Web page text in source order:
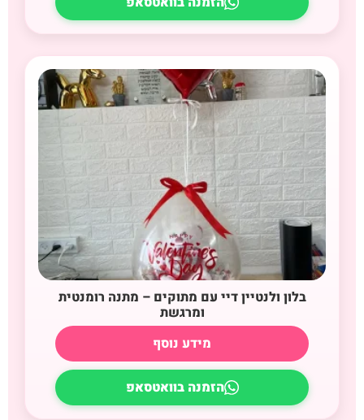
בלון ולנטיין דיי עם מתוקים – מתנה רומנטית
ומרגשת
מידע נוסף
הזמנה בוואטסאפ